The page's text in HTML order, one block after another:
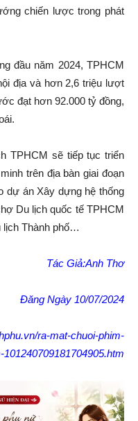
chiến lược trong phát
đầu năm 2024, TPHCM
địa và hơn 2,6 triệu lượt
đạt hơn 92.000 tỷ đồng,
TPHCM sẽ tiếp tục triển
trên địa bàn giai đoạn
dự án Xây dựng hệ thống
Du lịch quốc tế TPHCM
lịch Thành phố…
Tác Giả:Anh Thơ
Đăng Ngày 10/07/2024
ra-mat-chuoi-phim-